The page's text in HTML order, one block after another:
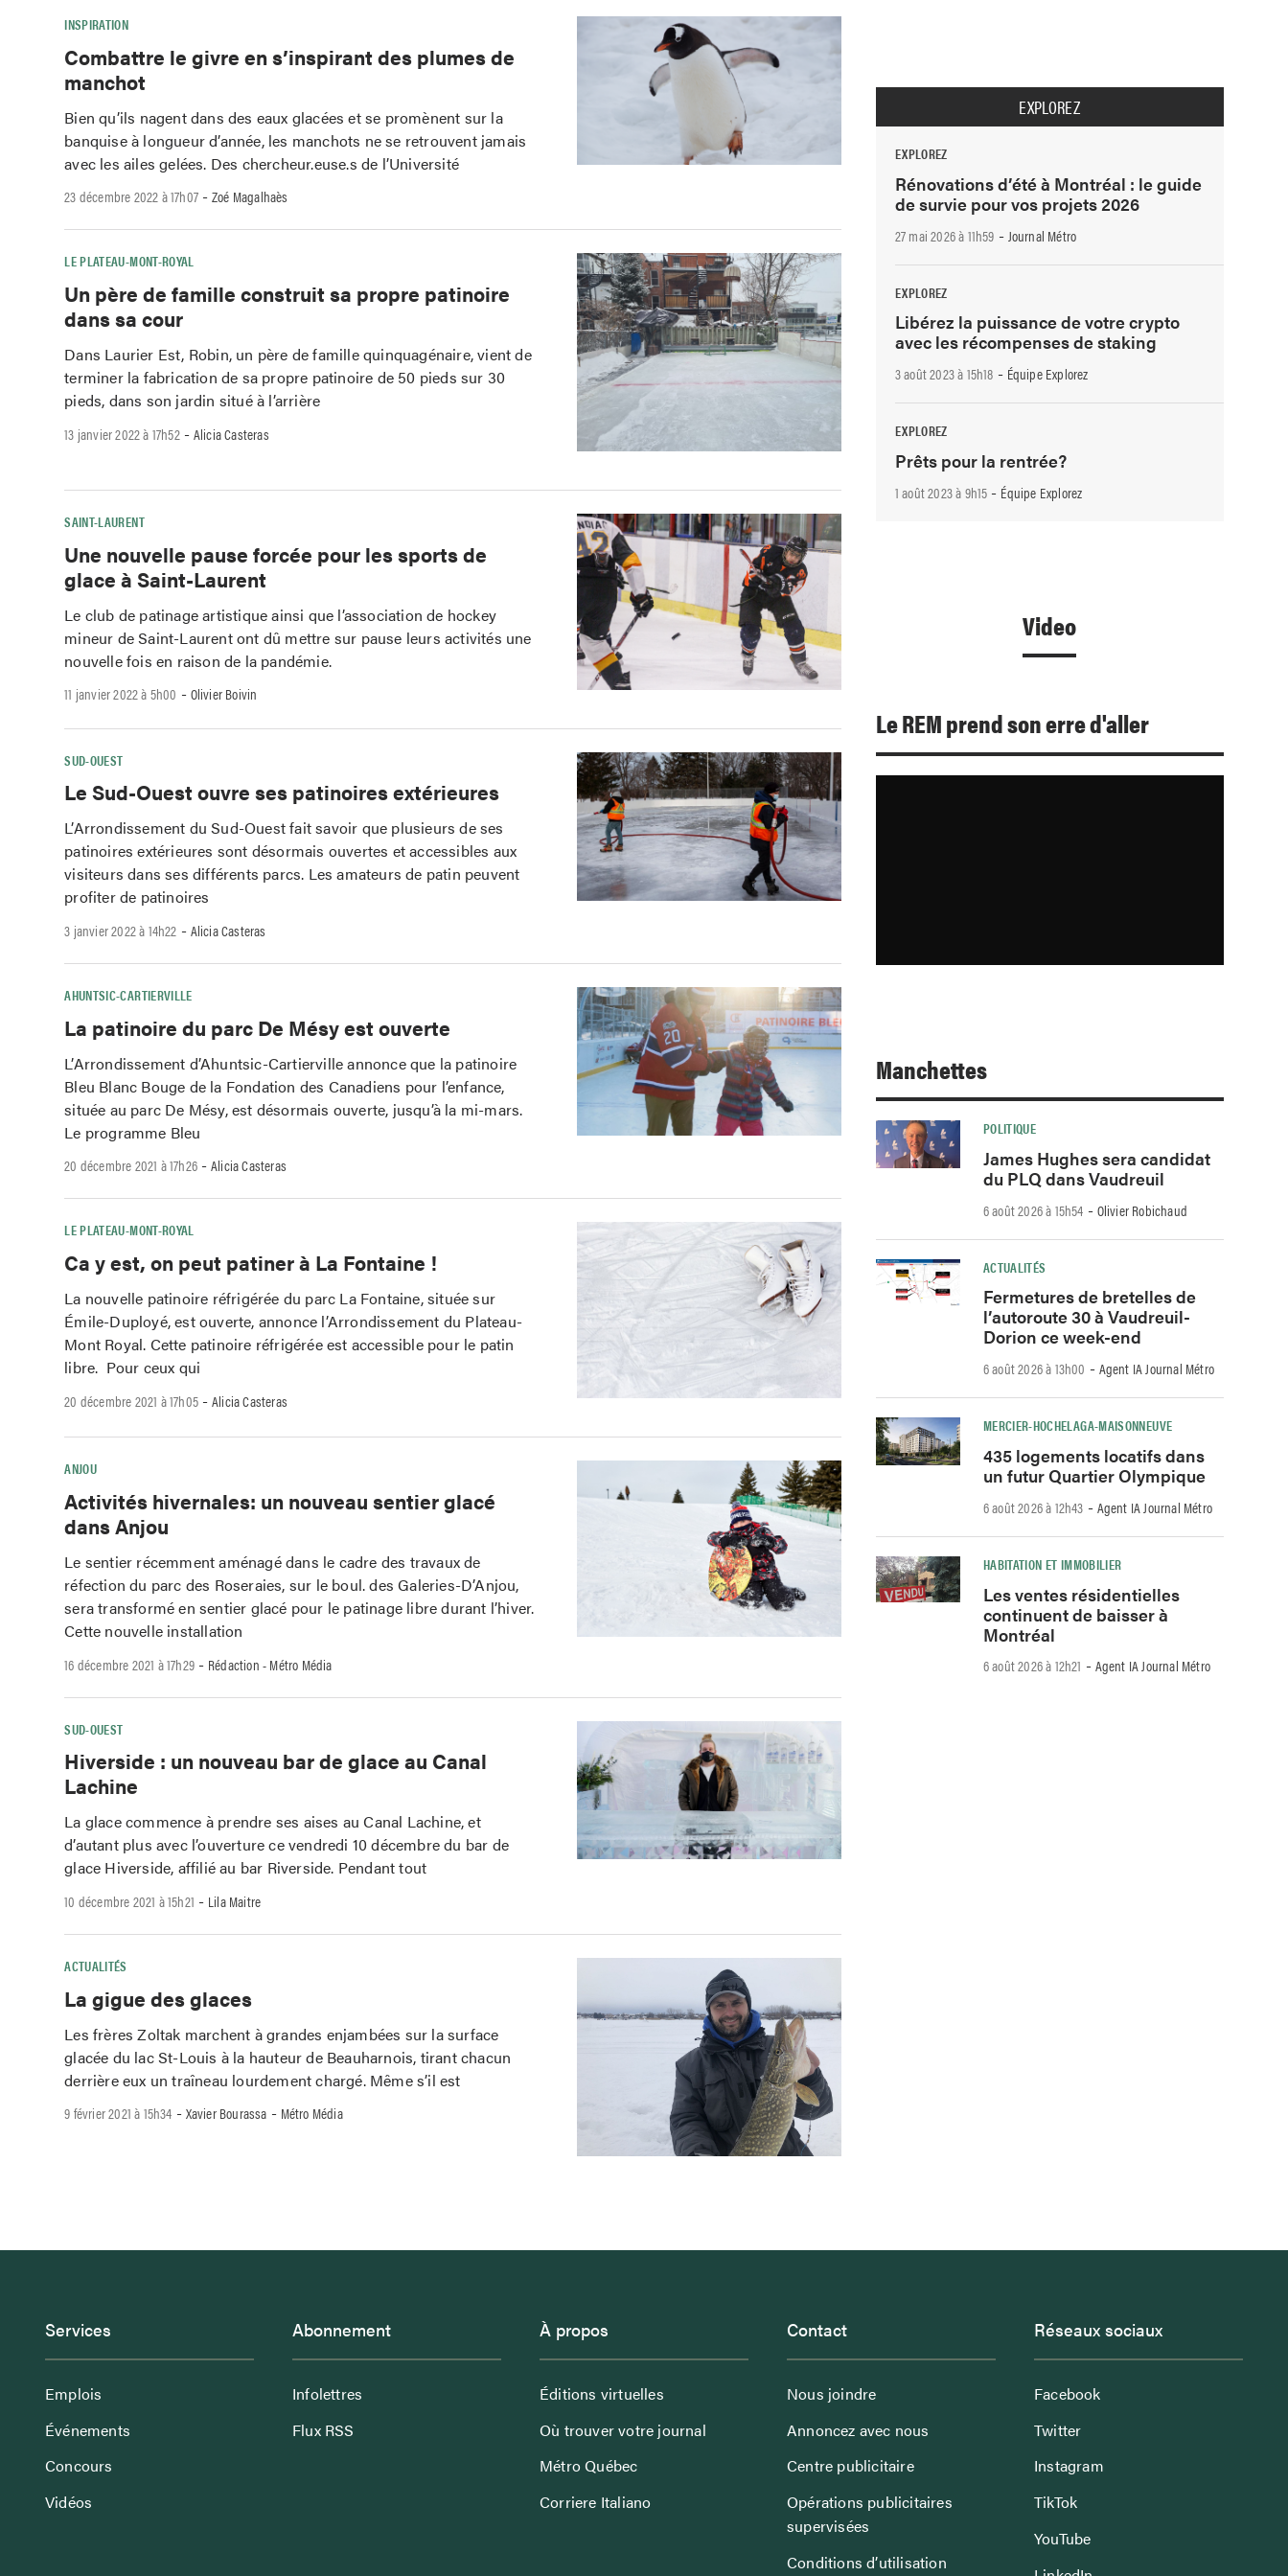
INSPIRATION
Combattre le givre en s’inspirant des plumes de
manchot
Bien qu’ils nagent dans des eaux glacées et se promènent sur la
banquise à longueur d’année, les manchots ne se retrouvent jamais
avec les ailes gelées. Des chercheur.euse.s de l’Université
23 décembre 2022 à 17h07 -Zoé Magalhaès
LE PLATEAU-MONT-ROYAL
Un père de famille construit sa propre patinoire
dans sa cour
Dans Laurier Est, Robin, un père de famille quinquagénaire, vient de
terminer la fabrication de sa propre patinoire de 50 pieds sur 30
pieds, dans son jardin situé à l’arrière
13 janvier 2022 à 17h52-Alicia Casteras
SAINT-LAURENT
Une nouvelle pause forcée pour les sports de
glace à Saint-Laurent
Le club de patinage artistique ainsi que l’association de hockey
mineur de Saint-Laurent ont dû mettre sur pause leurs activités une
nouvelle fois en raison de la pandémie.
11 janvier 2022 à 5h00 -Olivier Boivin
SUD-OUEST
Le Sud-Ouest ouvre ses patinoires extérieures
L’Arrondissement du Sud-Ouest fait savoir que plusieurs de ses
patinoires extérieures sont désormais ouvertes et accessibles aux
visiteurs dans ses différents parcs. Les amateurs de patin peuvent
profiter de patinoires
3 janvier 2022 à 14h22 -Alicia Casteras
AHUNTSIC-CARTIERVILLE
La patinoire du parc De Mésy est ouverte
L’Arrondissement d’Ahuntsic-Cartierville annonce que la patinoire
Bleu Blanc Bouge de la Fondation des Canadiens pour l’enfance,
située au parc De Mésy, est désormais ouverte, jusqu’à la mi-mars.
Le programme Bleu
20 décembre 2021 à 17h26 -Alicia Casteras
LE PLATEAU-MONT-ROYAL
Ca y est, on peut patiner à La Fontaine !
La nouvelle patinoire réfrigérée du parc La Fontaine, située sur
Émile-Duployé, est ouverte, annonce l’Arrondissement du Plateau-
Mont Royal. Cette patinoire réfrigérée est accessible pour le patin
libre. Pour ceux qui
20 décembre 2021 à 17h05 -Alicia Casteras
ANJOU
Activités hivernales: un nouveau sentier glacé
dans Anjou
Le sentier récemment aménagé dans le cadre des travaux de
réfection du parc des Roseraies, sur le boul. des Galeries-D’Anjou,
sera transformé en sentier glacé pour le patinage libre durant l’hiver.
Cette nouvelle installation
16 décembre 2021 à 17h29 - Rédaction - Métro Média
SUD-OUEST
Hiverside : un nouveau bar de glace au Canal
Lachine
La glace commence à prendre ses aises au Canal Lachine, et
d’autant plus avec l’ouverture ce vendredi 10 décembre du bar de
glace Hiverside, affilié au bar Riverside. Pendant tout
10 décembre 2021 à 15h21 - Lila Maitre
ACTUALITÉS
La gigue des glaces
Les frères Zoltak marchent à grandes enjambées sur la surface
glacée du lac St-Louis à la hauteur de Beauharnois, tirant chacun
derrière eux un traîneau lourdement chargé. Même s’il est
9 février 2021 à 15h34 -Xavier Bourassa - Métro Média
EXPLOREZ
EXPLOREZ
Rénovations d’été à Montréal : le guide
de survie pour vos projets 2026
27 mai 2026 à 11h59 - Journal Métro
EXPLOREZ
Libérez la puissance de votre crypto
avec les récompenses de staking
3 août 2023 à 15h18 - Équipe Explorez
EXPLOREZ
Prêts pour la rentrée?
1 août 2023 à 9h15 - Équipe Explorez
Video
Le REM prend son erre d'aller
Manchettes
POLITIQUE
James Hughes sera candidat
du PLQ dans Vaudreuil
6 août 2026 à 15h54 -Olivier Robichaud
ACTUALITÉS
Fermetures de bretelles de
l’autoroute 30 à Vaudreuil-
Dorion ce week-end
6 août 2026 à 13h00 -Agent IA Journal Métro
MERCIER-HOCHELAGA-MAISONNEUVE
435 logements locatifs dans
un futur Quartier Olympique
6 août 2026 à 12h43 -Agent IA Journal Métro
HABITATION ET IMMOBILIER
Les ventes résidentielles
continuent de baisser à
Montréal
6 août 2026 à 12h21 -Agent IA Journal Métro
Services
Emplois
Événements
Concours
Vidéos
Abonnement
Infolettres
Flux RSS
À propos
Éditions virtuelles
Où trouver votre journal
Métro Québec
Corriere Italiano
Contact
Nous joindre
Annoncez avec nous
Centre publicitaire
Opérations publicitaires
supervisées
Conditions d’utilisation
Réseaux sociaux
Facebook
Twitter
Instagram
TikTok
YouTube